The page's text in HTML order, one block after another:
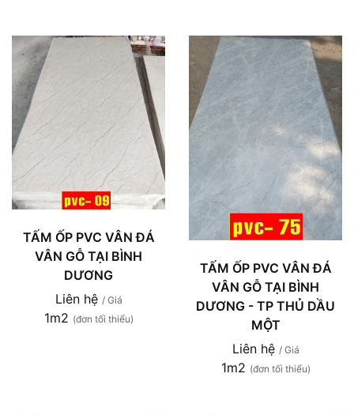
TẤM ỐP PVC VÂN ĐÁ
VÂN GỖ TẠI BÌNH
DƯƠNG
Liên hệ / Giá
1m2 (đơn tối thiểu)
TẤM ỐP PVC VÂN ĐÁ
VÂN GỖ TẠI BÌNH
DƯƠNG - TP THỦ DẦU
MỘT
Liên hệ / Giá
1m2 (đơn tối thiểu)